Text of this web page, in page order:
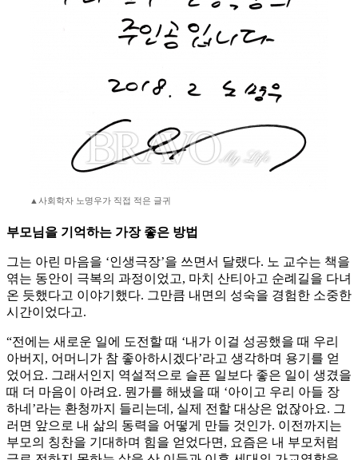
▲사회학자 노명우가 직접 적은 글귀
부모님을 기억하는 가장 좋은 방법
그는 아린 마음을 ‘인생극장’을 쓰면서 달랬다. 노 교수는 책을
엮는 동안이 극복의 과정이었고, 마치 산티아고 순례길을 다녀
온 듯했다고 이야기했다. 그만큼 내면의 성숙을 경험한 소중한
시간이었다고.
“전에는 새로운 일에 도전할 때 ‘내가 이걸 성공했을 때 우리
아버지, 어머니가 참 좋아하시겠다’라고 생각하며 용기를 얻
었어요. 그래서인지 역설적으로 슬픈 일보다 좋은 일이 생겼을
때 더 마음이 아려요. 뭔가를 해냈을 때 ‘아이고 우리 아들 장
하네’라는 환청까지 들리는데, 실제 전할 대상은 없잖아요. 그
러면 앞으로 내 삶의 동력을 어떻게 만들 것인가. 이전까지는
부모의 칭찬을 기대하며 힘을 얻었다면, 요즘은 내 부모처럼